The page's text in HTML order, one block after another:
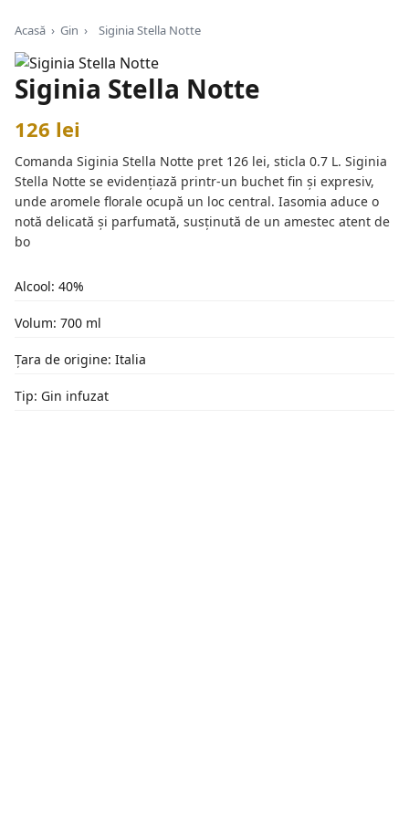
Acasă › Gin › Siginia Stella Notte
Siginia Stella Notte
126 lei
Comanda Siginia Stella Notte pret 126 lei, sticla 0.7 L. Siginia
Stella Notte se evidențiază printr-un buchet fin și expresiv,
unde aromele florale ocupă un loc central. Iasomia aduce o
notă delicată și parfumată, susținută de un amestec atent de
bo
Alcool: 40%
Volum: 700 ml
Țara de origine: Italia
Tip: Gin infuzat